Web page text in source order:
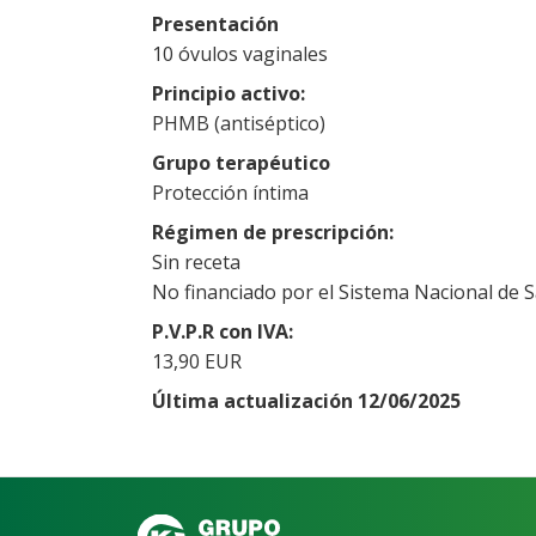
Presentación
10 óvulos vaginales
Principio activo
PHMB (antiséptico)
Grupo terapéutico
Protección íntima
Régimen de prescripción
Sin receta
No financiado por el Sistema Nacional de
P.V.P.R con IVA
13,90 EUR
Última actualización 12/06/2025